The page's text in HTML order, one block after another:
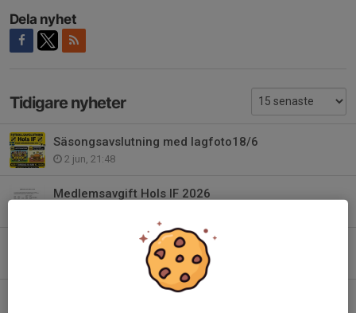
Dela nyhet
Tidigare nyheter
Säsongsavslutning med lagfoto18/6
2 jun, 21:48
Medlemsavgift Hols IF 2026
Spelchema Bonnacupe 25/1